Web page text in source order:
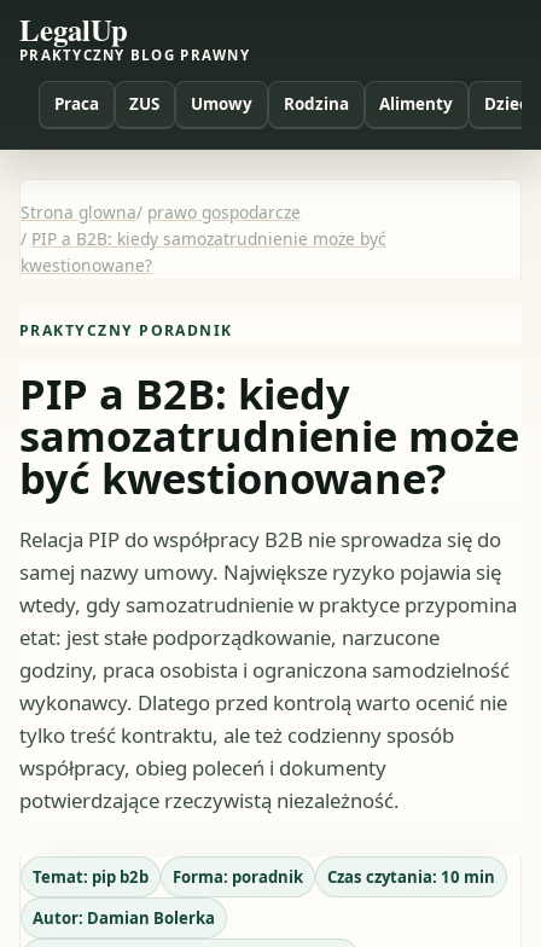
LegalUp
PRAKTYCZNY BLOG PRAWNY
Praca ZUS Umowy Rodzina Alimenty Dzieci
Strona glowna/ prawo gospodarcze
/ PIP a B2B: kiedy samozatrudnienie może być
kwestionowane?
PRAKTYCZNY PORADNIK
PIP a B2B: kiedy
samozatrudnienie może
być kwestionowane?
Relacja PIP do współpracy B2B nie sprowadza się do
samej nazwy umowy. Największe ryzyko pojawia się
wtedy, gdy samozatrudnienie w praktyce przypomina
etat: jest stałe podporządkowanie, narzucone
godziny, praca osobista i ograniczona samodzielność
wykonawcy. Dlatego przed kontrolą warto ocenić nie
tylko treść kontraktu, ale też codzienny sposób
współpracy, obieg poleceń i dokumenty
potwierdzające rzeczywistą niezależność.
Temat: pip b2b Forma: poradnik Czas czytania: 10 min
Autor: Damian Bolerka